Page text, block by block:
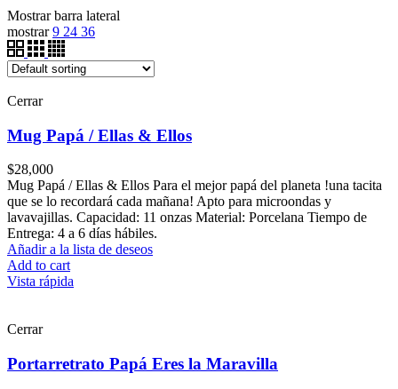
Mostrar barra lateral
mostrar 9 24 36
Cerrar
Mug Papá / Ellas & Ellos
$28,000
Mug Papá / Ellas & Ellos Para el mejor papá del planeta !una tacita
que se lo recordará cada mañana! Apto para microondas y
lavavajillas. Capacidad: 11 onzas Material: Porcelana Tiempo de
Entrega: 4 a 6 días hábiles.
Añadir a la lista de deseos
Add to cart
Vista rápida
Cerrar
Portarretrato Papá Eres la Maravilla